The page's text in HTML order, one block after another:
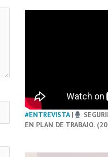
#ENTREVISTA|
EN PLAN DE TRABAJO.